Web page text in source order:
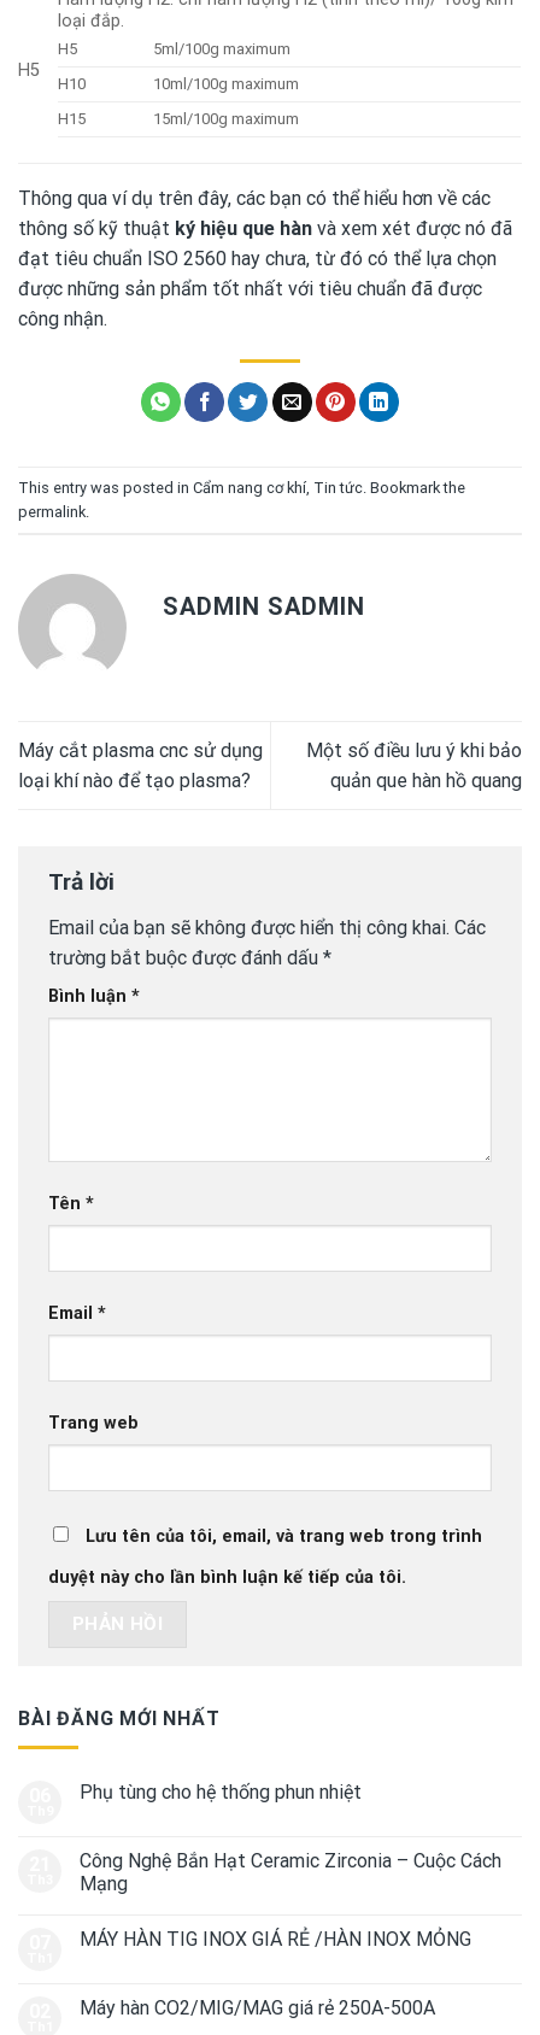
H5
loại đắp.
H5
5ml/100g maximum
H10
10ml/100g maximum
H15
15ml/100g maximum
Thông qua ví dụ trên đây, các bạn có thể hiểu hơn về các
thông số kỹ thuật ký hiệu que hàn và xem xét được nó đã
đạt tiêu chuẩn ISO 2560 hay chưa, từ đó có thể lựa chọn
được những sản phẩm tốt nhất với tiêu chuẩn đã được
công nhận.
This entry was posted in Cẩm nang cơ khí Tin tức . Bookmark the
permalink
SADMIN SADMIN
Máy cắt plasma cnc sử dụng
loại khí nào để tạo plasma?
Một số điều lưu ý khi bảo
quản que hàn hồ quang
Trả lời
Email của bạn sẽ không được hiển thị công khai. Các
trường bắt buộc được đánh dấu *
Bình luận *
Tên *
Email *
Trang web
Lưu tên của tôi, email, và trang web trong trình
duyệt này cho lần bình luận kế tiếp của tôi.
BÀI ĐĂNG MỚI NHẤT
Phụ tùng cho hệ thống phun nhiệt
Công Nghệ Bắn Hạt Ceramic Zirconia – Cuộc Cách
Mạng
MÁY HÀN TIG INOX GIÁ RẺ /HÀN INOX MỎNG
Máy hàn CO2/MIG/MAG giá rẻ 250A-500A